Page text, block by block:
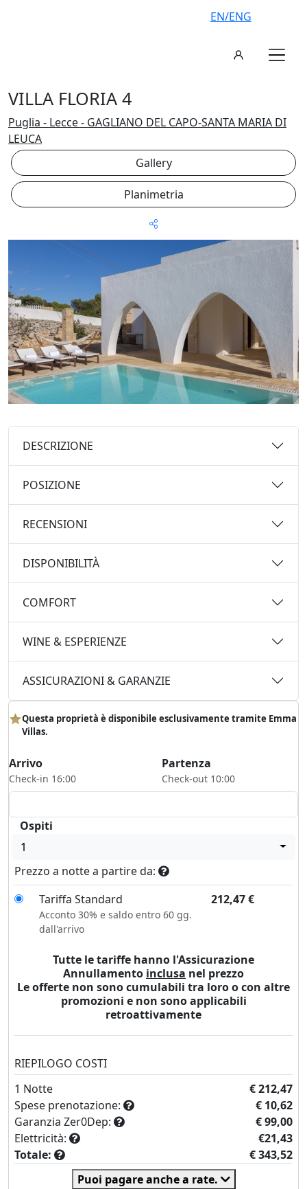
EN/ENG
VILLA FLORIA 4
Puglia - Lecce - GAGLIANO DEL CAPO-SANTA MARIA DI
LEUCA
Gallery
Planimetria
DESCRIZIONE
POSIZIONE
RECENSIONI
DISPONIBILITÀ
COMFORT
WINE & ESPERIENZE
ASSICURAZIONI & GARANZIE
Questa proprietà è disponibile esclusivamente tramite Emma
Villas.
Arrivo
Check-in 16:00
Partenza
Check-out 10:00
Ospiti
1
Prezzo a notte a partire da:
Tariffa Standard
212,47€
Acconto 30% e saldo entro 60 gg.
dall'arrivo
Tutte le tariffe hanno l'Assicurazione
Annullamento inclusa nel prezzo
Le offerte non sono cumulabili tra loro o con altre
promozioni e non sono applicabili
retroattivamente
RIEPILOGO COSTI
1 Notte
€ 212,47
Spese prenotazione:
€ 10,62
Garanzia Zer0Dep:
€ 99,00
Elettricità:
€21,43
Totale:
€ 343,52
Puoi pagare anche a rate.